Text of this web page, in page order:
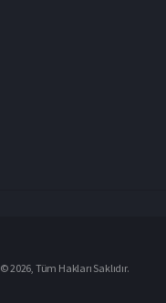
© 2026, Tüm Hakları Saklıdır.